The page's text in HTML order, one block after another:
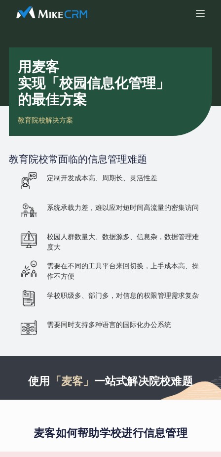
用麦客
实现「校园信息化管理」
的最佳方案
教育院校解决方案
教育院校常面临的信息管理难题
定制开发成本高、周期长、灵活性差
系统承载力差，难以应对短时间高流量的密集访问
校园人群数量大、数据源多、信息杂，数据管理难
度大
需要在不同的工具平台来回切换，上手成本高、操
作不方便
学校职级多、部门多，对信息的权限管理需求复杂
需要同时支持多种语言的国际化办公系统
使用 「麦客」 一站式解决院校难题
麦客如何帮助学校进行信息管理